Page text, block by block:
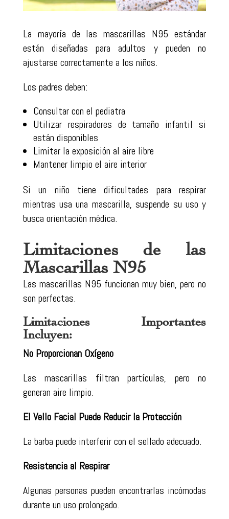
La mayoría de las mascarillas N95 estándar
están diseñadas para adultos y pueden no
ajustarse correctamente a los niños.
Los padres deben:
Consultar con el pediatra
Utilizar respiradores de tamaño infantil si
están disponibles
Limitar la exposición al aire libre
Mantener limpio el aire interior
Si un niño tiene dificultades para respirar
mientras usa una mascarilla, suspende su uso y
busca orientación médica.
Limitaciones de las
Mascarillas N95
Las mascarillas N95 funcionan muy bien, pero no
son perfectas.
Limitaciones Importantes
Incluyen:
No Proporcionan Oxígeno
Las mascarillas filtran partículas, pero no
generan aire limpio.
El Vello Facial Puede Reducir la Protección
La barba puede interferir con el sellado adecuado.
Resistencia al Respirar
Algunas personas pueden encontrarlas incómodas
durante un uso prolongado.